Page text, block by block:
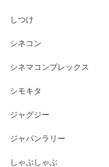
しつけ
シネコン
シネマコンプレックス
シモキタ
ジャグジー
ジャパンラリー
しゃぶしゃぶ